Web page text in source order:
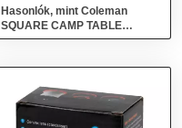
Hasonlók, mint Coleman
SQUARE CAMP TABLE
Praktikus kempingasztal,